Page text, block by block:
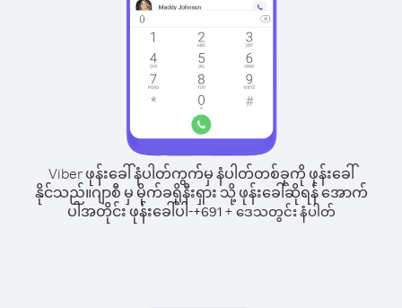
Viber ဖုန်းခေါ်နံပါတ်ကွက်မှ နံပါတ်တစ်ခုကို ဖုန်းခေါ်
နိုင်သည်။ဂျာစီ မှ မိုက်ခရိုနီးရှား သို့ ဖုန်းခေါ်ဆိုရန် အောက်
ပါအတိုင်း ဖုန်းခေါ်ပါ-+691+ဒေသတွင်း နံပါတ်